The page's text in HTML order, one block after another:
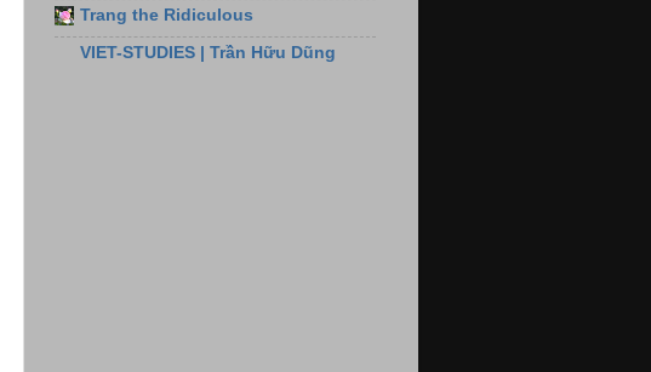
Trang the Ridiculous
VIET-STUDIES | Trần Hữu Dũng